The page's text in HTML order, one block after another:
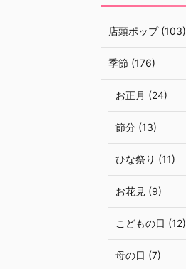
店頭ポップ (103)
季節 (176)
お正月 (24)
節分 (13)
ひな祭り (11)
お花見 (9)
こどもの日 (12)
母の日 (7)